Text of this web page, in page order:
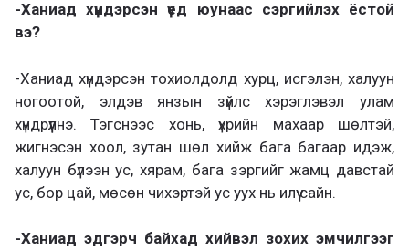
-Ханиад хүндэрсэн үед юунаас сэргийлэх ёстой
вэ?
-Ханиад хүндэрсэн тохиолдолд хурц, исгэлэн, халуун
ногоотой, элдэв янзын зүйлс хэрэглэвэл улам
хүндрүүлнэ. Тэгснээс хонь, үхрийн махаар шөлтэй,
жигнэсэн хоол, зутан шөл хийж бага багаар идэж,
халуун бүлээн ус, хярам, бага зэргийг жамц давстай
ус, бор цай, мөсөн чихэртэй ус уух нь илүү сайн.
-Ханиад эдгэрч байхад хийвэл зохих эмчилгээг